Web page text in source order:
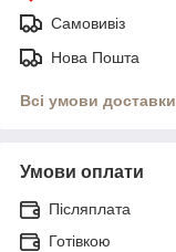
Самовивіз
Нова Пошта
Всі умови доставки
Умови оплати
Післяплата
Готівкою